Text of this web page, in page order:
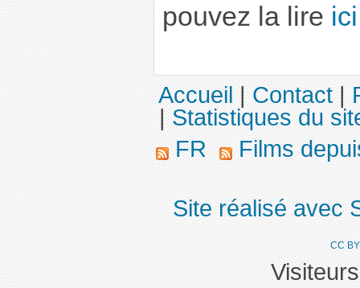
pouvez la lire ici
Accueil|Contact|
|Statistiques du
FR
Films
Site réalisé avec
CC